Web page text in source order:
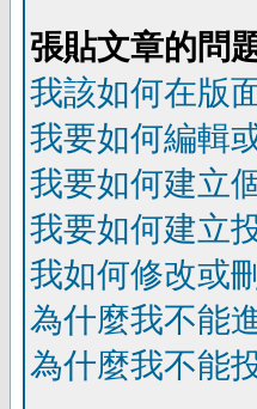
張貼文章的問
我該如何在版
我要如何編輯
我要如何建立
我要如何建立
我如何修改或
為什麼我不能
為什麼我不能